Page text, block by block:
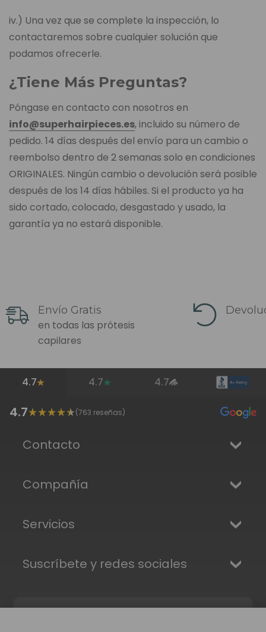
iv.) Una vez que se complete la inspección, lo
contactaremos sobre cualquier solución que
podamos ofrecerle.
¿Tiene Más Preguntas?
Póngase en contacto con nosotros en
info@superhairpieces.es, incluido su número de
pedido. 14 días después del envío para un cambio o
reembolso dentro de 2 semanas solo en condiciones
ORIGINALES. Ningún cambio o devolución será posible
después de los 14 días hábiles. Si el producto ya ha
sido cortado, colocado, desgastado y usado, la
garantía ya no estará disponible.
Envío Gratis
en todas las prótesis
capilares
4.7 4.7 4.7
4.7 (763 reseñas)
Contacto
Compañía
Servicios
Suscríbete y redes sociales